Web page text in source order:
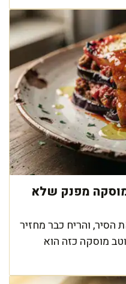
מוסקה מפנק שלא
והריח כבר מחזיר
מוסקה כזה הוא